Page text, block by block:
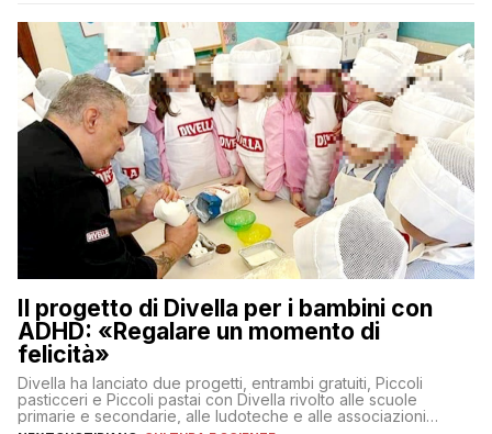
Il progetto di Divella per i bambini con
ADHD: «Regalare un momento di
felicità»
Divella ha lanciato due progetti, entrambi gratuiti, Piccoli
pasticceri e Piccoli pastai con Divella rivolto alle scuole
primarie e secondarie, alle ludoteche e alle associazioni